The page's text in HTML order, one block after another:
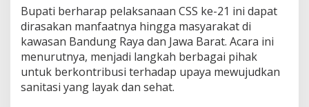
X
I
Bupati berharap pelaksanaan CSS ke-21 ini dapat
dirasakan manfaatnya hingga masyarakat di
kawasan Bandung Raya dan Jawa Barat. Acara ini
menurutnya, menjadi langkah berbagai pihak
untuk berkontribusi terhadap upaya mewujudkan
sanitasi yang layak dan sehat.